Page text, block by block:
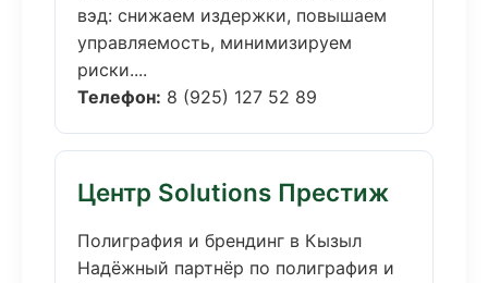
вэд: снижаем издержки, повышаем
управляемость, минимизируем
риски....
Телефон: 8 (925) 127 52 89
Центр Solutions Престиж
Полиграфия и брендинг в Кызыл
Надёжный партнёр по полиграфия и